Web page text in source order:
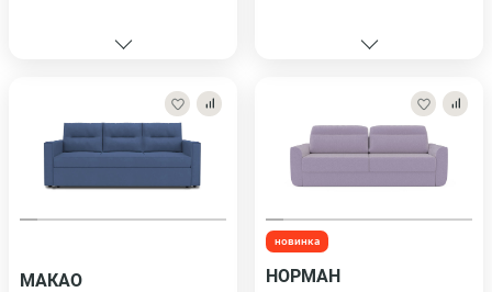
МАКАО
новинка
НОРМАН